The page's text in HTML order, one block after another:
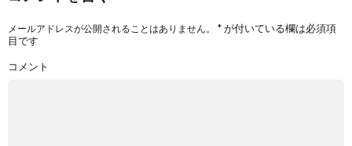
メールアドレスが公開されることはありません。 *が付いている欄は必須項
目です
コメント